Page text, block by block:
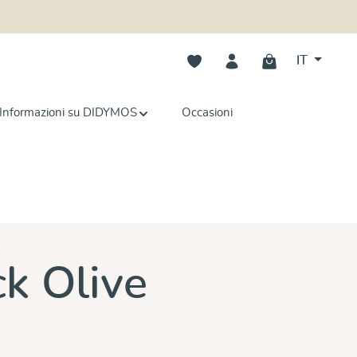
Hai 0 articoli nella lista dei
Informazioni su DIDYMOS Occasioni
Olive